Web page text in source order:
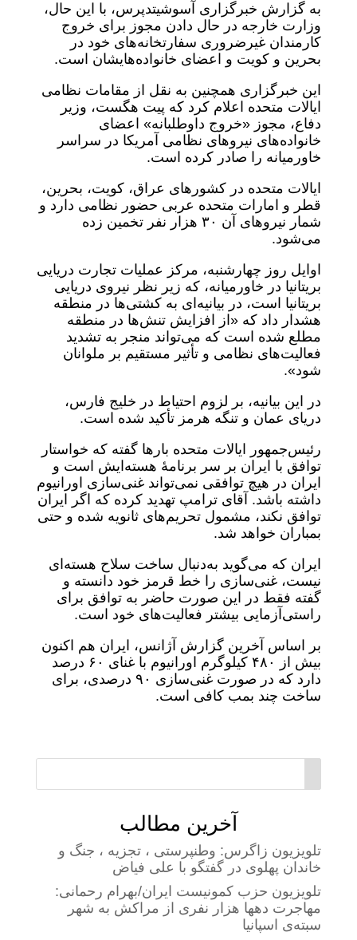
به گزارش خبرگزاری آسوشیتدپرس، با این حال،
وزارت خارجه در حال دادن مجوز برای خروج
کارمندان غیرضروری سفارتخانه‌های خود در
بحرین و کویت و اعضای خانواده‌هایشان است.
این خبرگزاری همچنین به نقل از مقامات نظامی
ایالات متحده اعلام کرد که پیت هگست، وزیر
دفاع، مجوز «خروج داوطلبانه» اعضای
خانواده‌های نیروهای نظامی آمریکا در سراسر
خاورمیانه را صادر کرده است.
ایالات متحده در کشورهای عراق، کویت، بحرین،
قطر و امارات متحده عربی حضور نظامی دارد و
شمار نیروهای آن ۳۰ هزار نفر تخمین زده
می‌شود.
اوایل روز چهارشنبه، مرکز عملیات تجارت دریایی
بریتانیا در خاورمیانه، که زیر نظر نیروی دریایی
بریتانیا است، در بیانیه‌ای به کشتی‌ها در منطقه
هشدار داد که «از افزایش تنش‌ها در منطقه
مطلع شده است که می‌تواند منجر به تشدید
فعالیت‌های نظامی و تأثیر مستقیم بر ملوانان
شود».
در این بیانیه، بر لزوم احتیاط در خلیج فارس،
دریای عمان و تنگه هرمز تأکید شده است.
رئیس‌جمهور ایالات متحده بارها گفته که خواستار
توافق با ایران بر سر برنامهٔ هسته‌ایش است و
ایران در هیچ توافقی نمی‌تواند غنی‌سازی اورانیوم
داشته باشد. آقای ترامپ تهدید کرده که اگر ایران
توافق نکند، مشمول تحریم‌های ثانویه شده و حتی
بمباران خواهد شد.
ایران که می‌گوید به‌دنبال ساخت سلاح هسته‌ای
نیست، غنی‌سازی را خط قرمز خود دانسته و
گفته فقط در این صورت حاضر به توافق برای
راستی‌آزمایی بیشتر فعالیت‌های خود است.
بر اساس آخرین گزارش آژانس، ایران هم اکنون
بیش از ۴۸۰ کیلوگرم اورانیوم با غنای ۶۰ درصد
دارد که در صورت غنی‌سازی ۹۰ درصدی، برای
ساخت چند بمب کافی است.
آخرین مطالب
تلویزیون زاگرس: وطنپرستی ، تجزیه ، جنگ و
خاندان پهلوی در گفتگو با علی فیاض
تلویزیون حزب کمونیست ایران/بهرام رحمانی:
مهاجرت دهها هزار نفری از مراکش به شهر
سبته‌ی اسپانیا